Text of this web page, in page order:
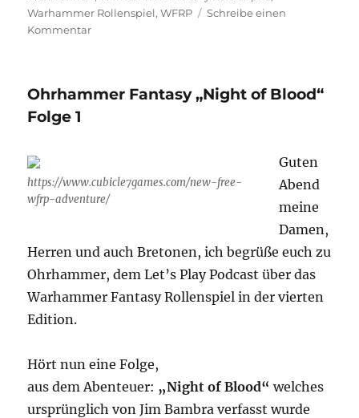
Warhammer Rollenspiel,WFRP
Schreibe einen
Kommentarzu
of
Ohrhammer Fantasy „Night of Blood“
Folge 1
https://www.cubicle7games.com/new-free-
wfrp-adventure/
Guten
Abend
meine
Damen,
Herren und auch Bretonen, ich begrüße euch zu
Ohrhammer, dem Let’s Play Podcast über das
Warhammer Fantasy Rollenspiel in der vierten
Edition.
Hört nun eine Folge,
aus dem Abenteuer: „Night of Blood“ welches
ursprünglich von Jim Bambra verfasst wurde